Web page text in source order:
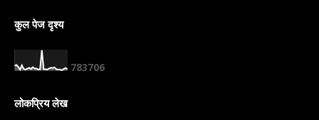
कुल पेज दृश्य
783706
लोकप्रिय लेख